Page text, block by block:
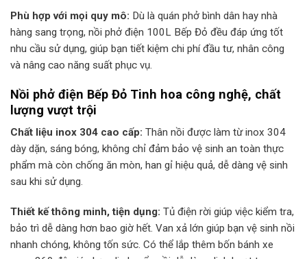
Phù hợp với mọi quy mô: Dù là quán phở bình dân hay nhà
hàng sang trọng, nồi phở điện 100L Bếp Đỏ đều đáp ứng tốt
nhu cầu sử dụng, giúp bạn tiết kiệm chi phí đầu tư, nhân công
và nâng cao năng suất phục vụ.
Nồi phở điện Bếp Đỏ Tinh hoa công nghệ, chất
lượng vượt trội
Chất liệu inox 304 cao cấp: Thân nồi được làm từ inox 304
dày dặn, sáng bóng, không chỉ đảm bảo vệ sinh an toàn thực
phẩm mà còn chống ăn mòn, han gỉ hiệu quả, dễ dàng vệ sinh
sau khi sử dụng.
Thiết kế thông minh, tiện dụng: Tủ điện rời giúp việc kiểm tra,
bảo trì dễ dàng hơn bao giờ hết. Van xả lớn giúp bạn vệ sinh nồi
nhanh chóng, không tốn sức. Có thể lắp thêm bốn bánh xe